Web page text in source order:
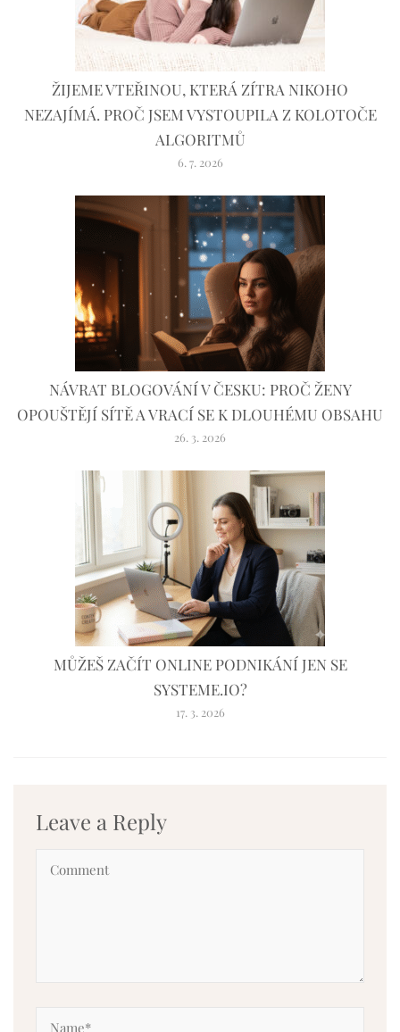
ŽIJEME VTEŘINOU, KTERÁ ZÍTRA NIKOHO
NEZAJÍMÁ. PROČ JSEM VYSTOUPILA Z KOLOTOČE
ALGORITMŮ
6. 7. 2026
NÁVRAT BLOGOVÁNÍ V ČESKU: PROČ ŽENY
OPOUŠTĚJÍ SÍTĚ A VRACÍ SE K DLOUHÉMU OBSAHU
26. 3. 2026
MŮŽEŠ ZAČÍT ONLINE PODNIKÁNÍ JEN SE
SYSTEME.IO?
17. 3. 2026
Leave a Reply